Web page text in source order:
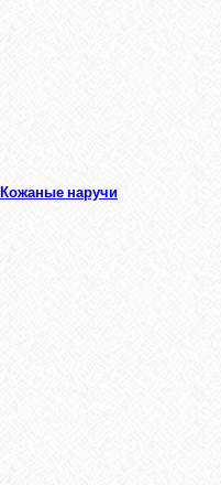
Кожаные наручи